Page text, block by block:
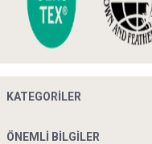
KATEGORILER
ÖNEMLI BILGILER